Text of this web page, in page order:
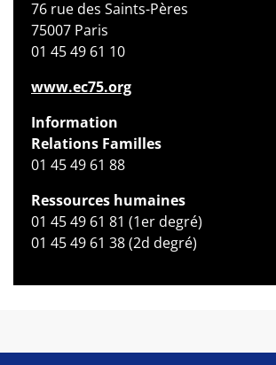
76 rue des Saints-Pères
75007 Paris
01 45 49 61 10
www.ec75.org
Information
Relations Familles
01 45 49 61 88
Ressources humaines
01 45 49 61 81 (1er degré)
01 45 49 61 38 (2d degré)